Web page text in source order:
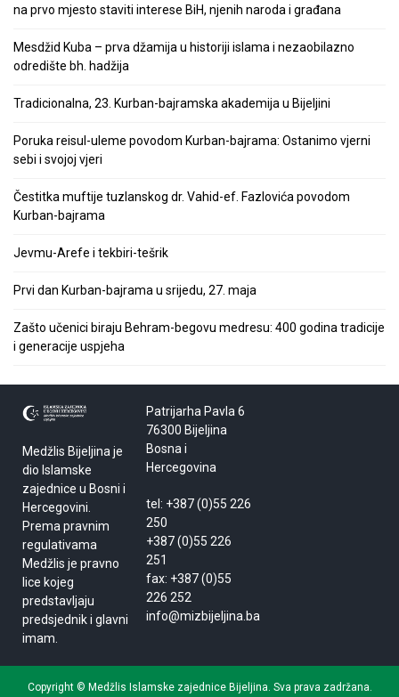
na prvo mjesto staviti interese BiH, njenih naroda i građana
Mesdžid Kuba – prva džamija u historiji islama i nezaobilazno
odredište bh. hadžija
Tradicionalna, 23. Kurban-bajramska akademija u Bijeljini
Poruka reisul-uleme povodom Kurban-bajrama: Ostanimo vjerni
sebi i svojoj vjeri
Čestitka muftije tuzlanskog dr. Vahid-ef. Fazlovića povodom
Kurban-bajrama
Jevmu-Arefe i tekbiri-tešrik
Prvi dan Kurban-bajrama u srijedu, 27. maja
Zašto učenici biraju Behram-begovu medresu: 400 godina tradicije
i generacije uspjeha
Medžlis Bijeljina je
dio Islamske
zajednice u Bosni i
Hercegovini.
Prema pravnim
regulativama
Medžlis je pravno
lice kojeg
predstavljaju
predsjednik i glavni
imam.
Patrijarha Pavla 6
76300 Bijeljina
Bosna i
Hercegovina
tel: +387 (0)55 226
250
+387 (0)55 226
251
fax: +387 (0)55
226 252
info@mizbijeljina.ba
Copyright © Medžlis Islamske zajednice Bijeljina. Sva prava zadržana.